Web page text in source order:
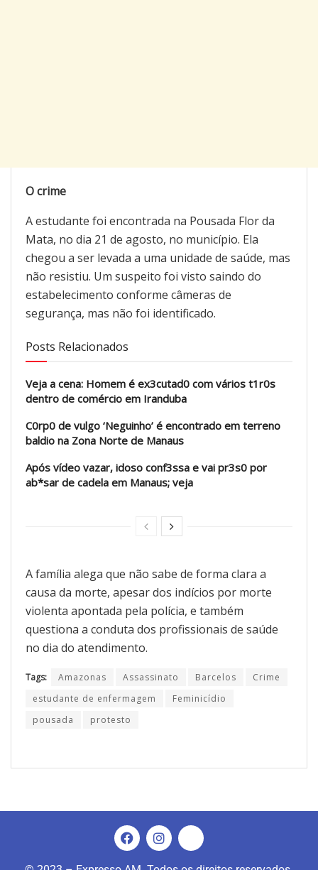
O crime
A estudante foi encontrada na Pousada Flor da
Mata, no dia 21 de agosto, no município. Ela
chegou a ser levada a uma unidade de saúde, mas
não resistiu. Um suspeito foi visto saindo do
estabelecimento conforme câmeras de
segurança, mas não foi identificado.
Posts Relacionados
Veja a cena: Homem é ex3cutad0 com vários t1r0s
dentro de comércio em Iranduba
C0rp0 de vulgo ‘Neguinho’ é encontrado em terreno
baldio na Zona Norte de Manaus
Após vídeo vazar, idoso conf3ssa e vai pr3s0 por
ab*sar de cadela em Manaus; veja
A família alega que não sabe de forma clara a
causa da morte, apesar dos indícios por morte
violenta apontada pela polícia, e também
questiona a conduta dos profissionais de saúde
no dia do atendimento.
Tags: Amazonas Assassinato Barcelos
Crime
estudante de enfermagem
Feminicídio
pousada
protesto